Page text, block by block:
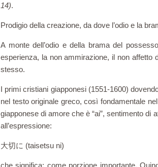
14).
Prodigio della creazione, da dove l’odio e la
A monte dell’odio e della brama del
esperienza, la non ammirazione, il non affetto
stesso.
I primi cristiani giapponesi (1551-1600)
nel testo originale greco, così fondamentale
giapponese di amore che è “ai”, sentimento
all’espressione:
大切に (taisetsu ni)
che significa: come porzione importante.